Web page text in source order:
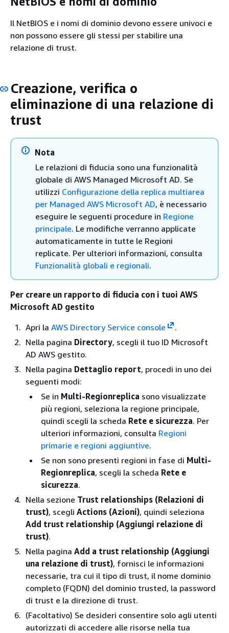
Il NetBIOS e i nomi di dominio devono essere univoci e
non possono essere gli stessi per stabilire una
relazione di trust.
Creazione, verifica o
eliminazione di una relazione di
trust
Nota
Le relazioni di fiducia sono una funzionalità
globale di AWS Managed Microsoft AD. Se
utilizzi Configurazione della replica multiarea
per Managed AWS Microsoft AD, è necessario
eseguire le seguenti procedure in Regione
principale. Le modifiche verranno applicate
automaticamente in tutte le Regioni
replicate. Per ulteriori informazioni, consulta
Funzionalità globali e regionali.
Per creare un rapporto di fiducia con i tuoi AWS
Microsoft AD gestito
Apri la AWS Directory Service console
.
Nella pagina Directory, scegli il tuo ID Microsoft
AD AWS gestito.
Nella pagina Dettaglio report, procedi in uno dei
seguenti modi:
Se in Multi-Regionreplica sono visualizzate
più regioni, seleziona la regione principale,
quindi scegli la scheda Rete e sicurezza. Per
ulteriori informazioni, consulta Regioni
primarie e regioni aggiuntive.
Se non sono presenti regioni in fase di Multi-
Regionreplica, scegli la scheda Rete e
sicurezza.
Nella sezione Trust relationships (Relazioni di
trust), scegli Actions (Azioni), quindi seleziona
Add trust relationship (Aggiungi relazione di
trust).
Nella pagina Add a trust relationship (Aggiungi
una relazione di trust), fornisci le informazioni
necessarie, tra cui il tipo di trust, il nome dominio
completo (FQDN) del dominio trusted, la password
di trust e la direzione di trust.
(Facoltativo) Se desideri consentire solo agli utenti
autorizzati di accedere alle risorse nella tua